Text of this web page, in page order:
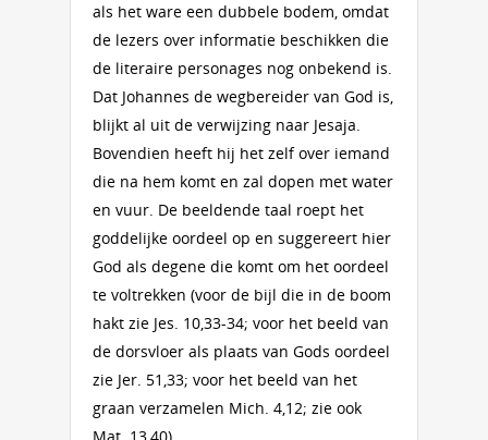
als het ware een dubbele bodem, omdat
de lezers over informatie beschikken die
de literaire personages nog onbekend is.
Dat Johannes de wegbereider van God is,
blijkt al uit de verwijzing naar Jesaja.
Bovendien heeft hij het zelf over iemand
die na hem komt en zal dopen met water
en vuur. De beeldende taal roept het
goddelijke oordeel op en suggereert hier
God als degene die komt om het oordeel
te voltrekken (voor de bijl die in de boom
hakt zie Jes. 10,33-34; voor het beeld van
de dorsvloer als plaats van Gods oordeel
zie Jer. 51,33; voor het beeld van het
graan verzamelen Mich. 4,12; zie ook